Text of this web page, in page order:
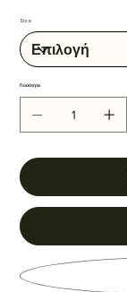
Size
Ποσότητα